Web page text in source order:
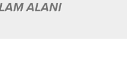
ALANI